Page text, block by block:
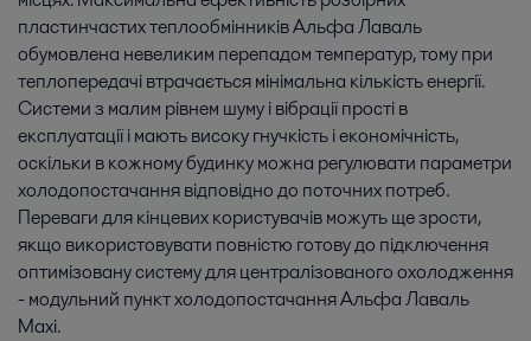
пластинчастих теплообмінників Альфа Лаваль
обумовлена ​​невеликим перепадом температур, тому при
теплопередачі втрачається мінімальна кількість енергії.
Системи з малим рівнем шуму і вібрації прості в
експлуатації і мають високу гнучкість і економічність,
оскільки в кожному будинку можна регулювати параметри
холодопостачання відповідно до поточних потреб.
Переваги для кінцевих користувачів можуть ще зрости,
якщо використовувати повністю готову до підключення
оптимізовану систему для централізованого охолодження
- модульний пункт холодопостачання Альфа Лаваль
Maxi.